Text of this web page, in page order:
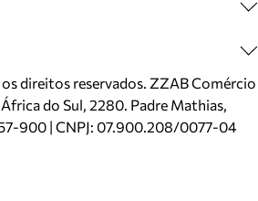
direitos reservados. ZZAB Comércio
do Sul, 2280. Padre Mathias,
900 | CNPJ: 07.900.208/0077-04